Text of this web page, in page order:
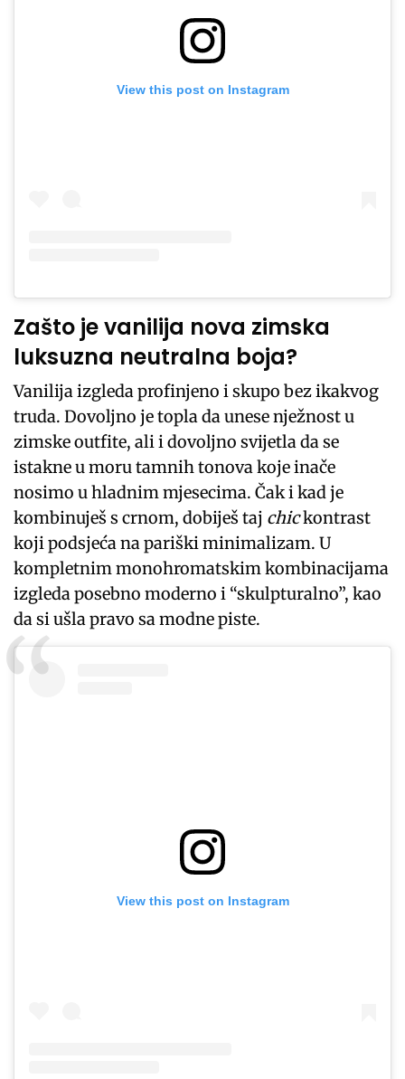
View this post on Instagram
Zašto je vanilija nova zimska
luksuzna neutralna boja?
Vanilija izgleda profinjeno i skupo bez ikakvog
truda. Dovoljno je topla da unese nježnost u
zimske outfite, ali i dovoljno svijetla da se
istakne u moru tamnih tonova koje inače
nosimo u hladnim mjesecima. Čak i kad je
kombinuješ s crnom, dobiješ taj chickontrast
koji podsjeća na pariški minimalizam. U
kompletnim monohromatskim kombinacijama
izgleda posebno moderno i “skulpturalno”, kao
da si ušla pravo sa modne piste.
View this post on Instagram